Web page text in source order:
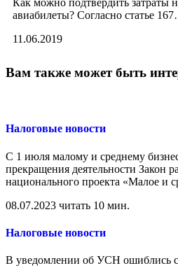
авиабилеты? Согласно статье 167
11.06.2019
Вам также может быть
Налоговые новости
С 1 июля малому и среднему
прекращения деятельности Закон
национального проекта «Малое и
08.07.2023 читать 10 мин.
Налоговые новости
В уведомлении об УСН ошиблись